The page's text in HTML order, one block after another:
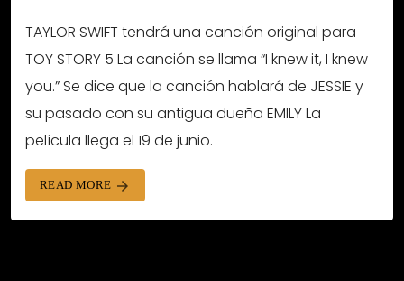
TAYLOR SWIFT tendrá una canción original para
TOY STORY 5 La canción se llama “I knew it, I knew
you.” Se dice que la canción hablará de JESSIE y
su pasado con su antigua dueña EMILY La
película llega el 19 de junio.
READ MORE arrow_forward